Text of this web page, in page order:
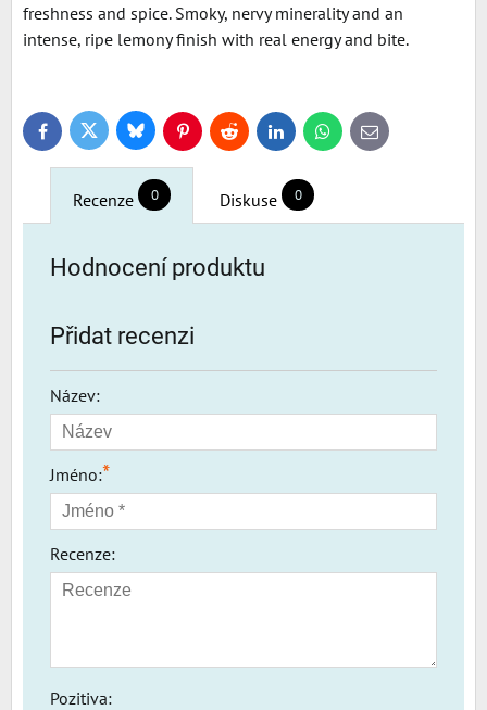
freshness and spice. Smoky, nervy minerality and an
intense, ripe lemony finish with real energy and bite.
FacebookTwitter BlueskyPinterestReddit LinkedInWhatsApp
E-
mail
Recenze 0 Diskuse 0
Hodnocení produktu
Přidat recenzi
Název:
Jméno:*
Recenze:
Pozitiva: